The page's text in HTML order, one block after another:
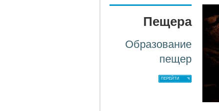
Пещера
Образование
пещер
ПЕРЕЙТИ